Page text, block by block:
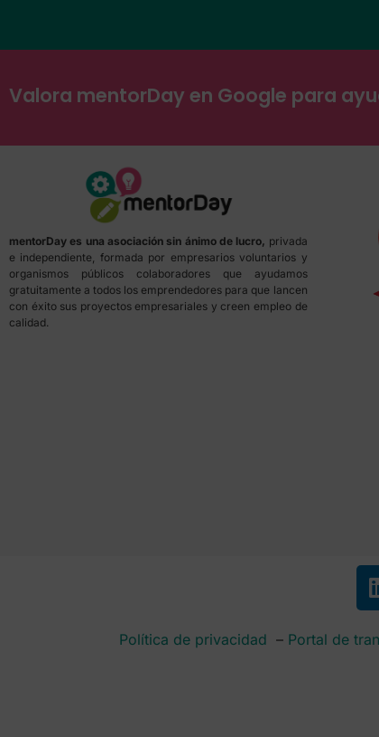
Valora mentorDay en Google para
mentorDay es una asociación sin ánimo de lucro, privada
e independiente, formada por empresarios voluntarios y
organismos públicos colaboradores que ayudamos
gratuitamente a todos los emprendedores para que lancen
con éxito sus proyectos empresariales y creen empleo de
calidad.
Política de privacidad – Portal de